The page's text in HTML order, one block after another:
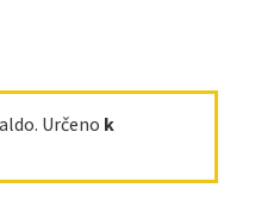
Určeno k